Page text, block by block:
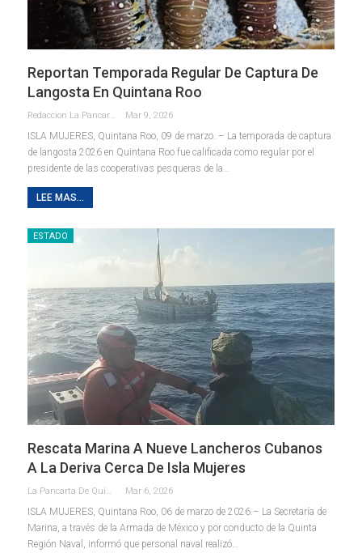
Reportan Temporada Regular De Captura De
Langosta En Quintana Roo
Mar 9, 2026
ISLA MUJERES, Quintana Roo, 09 de marzo. – La temporada de captura
de langosta 2026 en Quintana Roo fue calificada como regular por el
presidente de las cooperativas pesqueras de la
LEE MAS...
ESTADO
Rescata Marina A Nueve Lancheros Cubanos
A La Deriva Cerca De Isla Mujeres
La Pancarta De Quintana Roo Mar 6, 2026
ISLA MUJERES, Quintana Roo, 06 de marzo de 2026.– La Secretaría de
Marina, a través de la Armada de México y por conducto de la Quinta
Región Naval, informó que personal naval realizó